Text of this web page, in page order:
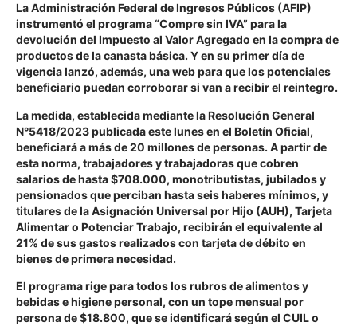
La Administración Federal de Ingresos Públicos (AFIP)
instrumentó el programa “Compre sin IVA” para la
devolución del Impuesto al Valor Agregado en la compra de
productos de la canasta básica. Y en su primer día de
vigencia lanzó, además, una web para que los potenciales
beneficiario puedan corroborar si van a recibir el reintegro.
La medida, establecida mediante la Resolución General
N°5418/2023 publicada este lunes en el Boletín Oficial,
beneficiará a más de 20 millones de personas. A partir de
esta norma, trabajadores y trabajadoras que cobren
salarios de hasta $708.000, monotributistas, jubilados y
pensionados que perciban hasta seis haberes mínimos, y
titulares de la Asignación Universal por Hijo (AUH), Tarjeta
Alimentar o Potenciar Trabajo, recibirán el equivalente al
21% de sus gastos realizados con tarjeta de débito en
bienes de primera necesidad.
El programa rige para todos los rubros de alimentos y
bebidas e higiene personal, con un tope mensual por
persona de $18.800, que se identificará según el CUIL o